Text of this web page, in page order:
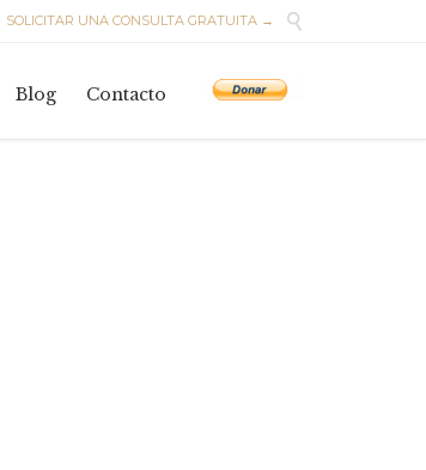
SOLICITAR UNA CONSULTA GRATUITA → 
Blog Contacto